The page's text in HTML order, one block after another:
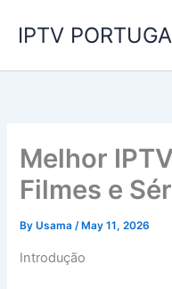
IPTV
Melhor
Filmes e
ByUsama/ May 11, 2026
Introdução